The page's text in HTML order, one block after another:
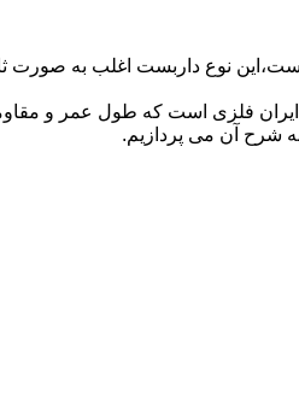
نوع داربست اغلب به صورت
فلزی است که طول عمر و
شرح آن می پردازیم.